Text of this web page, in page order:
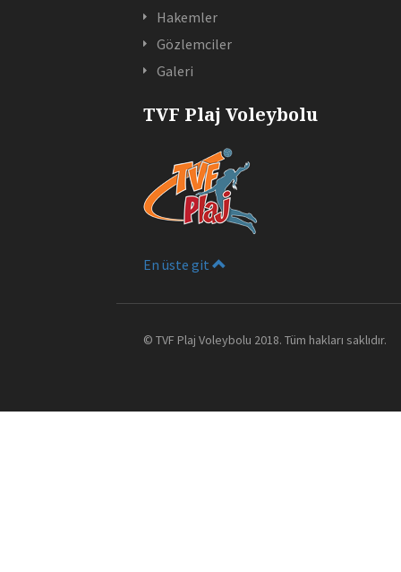
Hakemler
Gözlemciler
Galeri
TVF Plaj Voleybolu
En üste git
© TVF Plaj Voleybolu 2018. Tüm hakları saklıdır.